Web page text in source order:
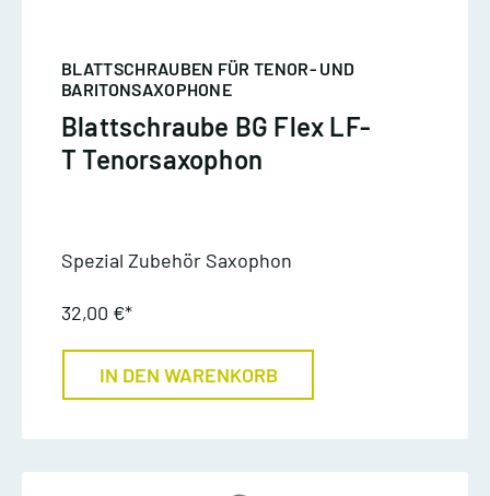
BLATTSCHRAUBEN FÜR TENOR- UND
BARITONSAXOPHONE
Blattschraube BG Flex LF-
T Tenorsaxophon
Spezial Zubehör Saxophon
32,00 €*
IN DEN WARENKORB